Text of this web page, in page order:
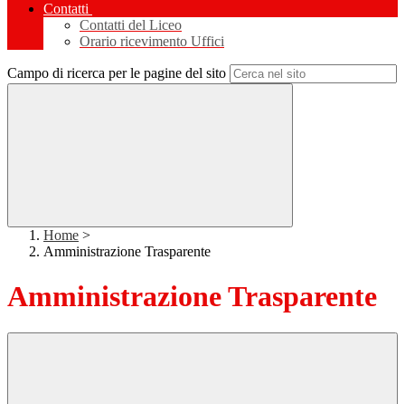
Contatti
Contatti del Liceo
Orario ricevimento Uffici
Campo di ricerca per le pagine del sito
Home >
Amministrazione Trasparente
Amministrazione Trasparente